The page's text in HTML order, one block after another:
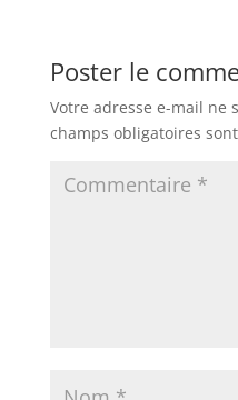
Poster le
Votre adresse e-mail ne
champs obligatoires